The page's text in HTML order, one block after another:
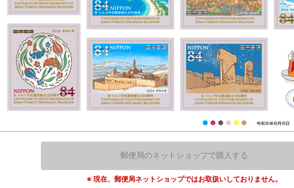
郵便局のネットショップで購入する
※ 現在、郵便局ネットショップではお取扱いしておりません。